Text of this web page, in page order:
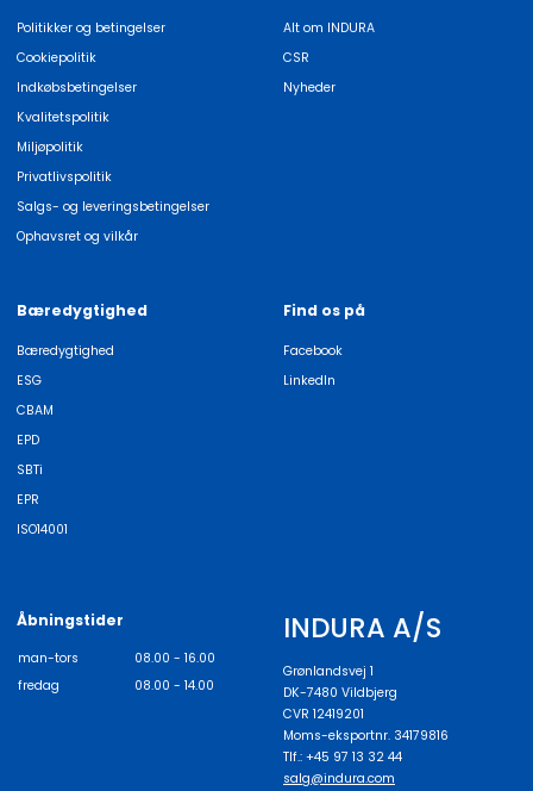
Politikker og betingelser
Cookiepolitik
Indkøbsbetingelser
Kvalitetspolitik
Miljøpolitik
Privatlivspolitik
Salgs- og leveringsbetingelser
Ophavsret og vilkår
Alt om INDURA
CSR
Nyheder
Bæredygtighed
Bæredygtighed
ESG
CBAM
EPD
SBTi
EPR
ISO14001
Find os på
Facebook
LinkedIn
Åbningstider
man-tors
08.00 - 16.00
fredag
08.00 - 14.00
INDURA A/S
Grønlandsvej 1
DK-7480 Vildbjerg
CVR 12419201
Moms-eksportnr. 34179816
Tlf.: +45 97 13 32 44
salg@indura.com